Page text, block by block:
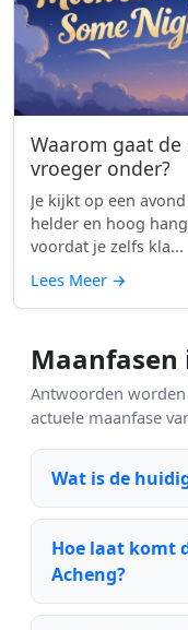
Waarom gaat
vroeger onder?
Je kijkt op een
helder en hoog
voordat je zelfs kla...
Lees Meer →
Maanfasen
Antwoorden
actuele maanfase
Wat is de
Hoe laat komt
Acheng?